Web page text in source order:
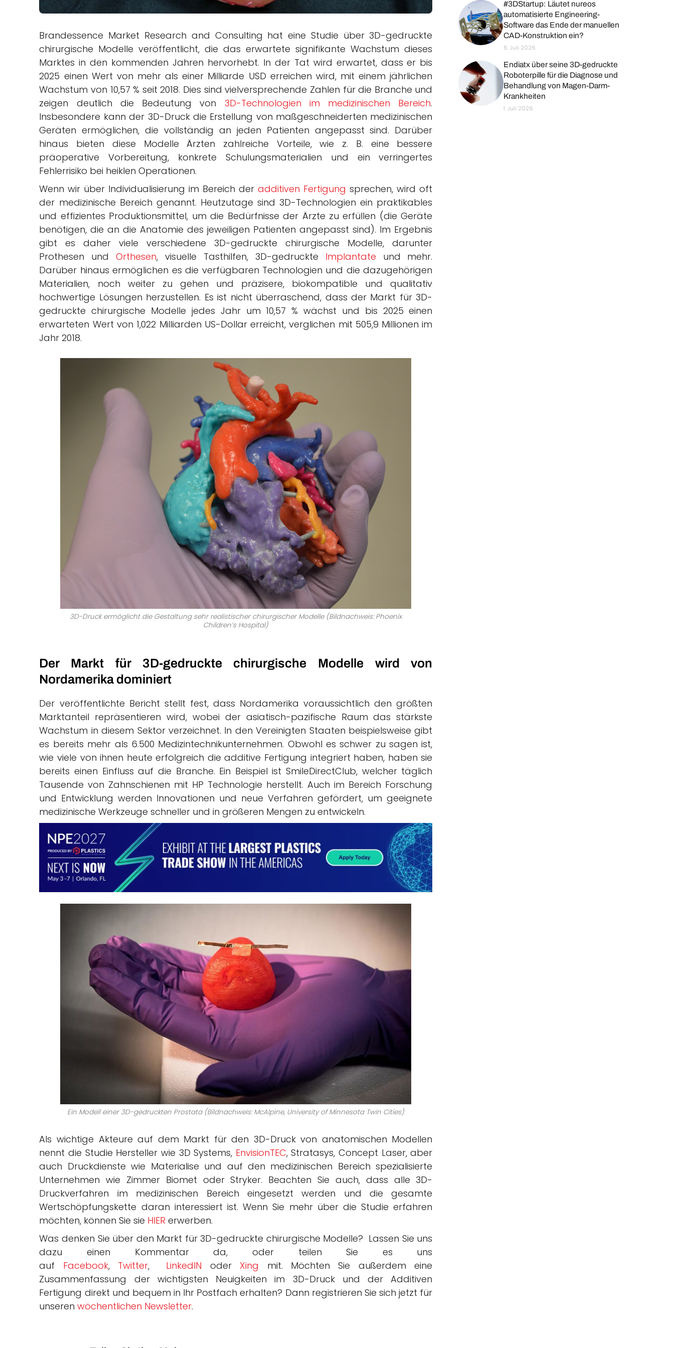
Brandessence Market Research and Consulting hat eine Studie über 3D-gedruckte
chirurgische Modelle veröffentlicht, die das erwartete signifikante Wachstum dieses
Marktes in den kommenden Jahren hervorhebt. In der Tat wird erwartet, dass er bis
2025 einen Wert von mehr als einer Milliarde USD erreichen wird, mit einem jährlichen
Wachstum von 10,57 % seit 2018. Dies sind vielversprechende Zahlen für die Branche und
zeigen deutlich die Bedeutung von 3D-Technologien im medizinischen Bereich.
Insbesondere kann der 3D-Druck die Erstellung von maßgeschneiderten medizinischen
Geräten ermöglichen, die vollständig an jeden Patienten angepasst sind. Darüber
hinaus bieten diese Modelle Ärzten zahlreiche Vorteile, wie z. B. eine bessere
präoperative Vorbereitung, konkrete Schulungsmaterialien und ein verringertes
Fehlerrisiko bei heiklen Operationen.
Wenn wir über Individualisierung im Bereich deradditiven Fertigung sprechen, wird oft
der medizinische Bereich genannt. Heutzutage sind 3D-Technologien ein praktikables
und effizientes Produktionsmittel, um die Bedürfnisse der Ärzte zu erfüllen (die Geräte
benötigen, die an die Anatomie des jeweiligen Patienten angepasst sind). Im Ergebnis
gibt es daher viele verschiedene 3D-gedruckte chirurgische Modelle, darunter
Prothesen undOrthesen, visuelle Tasthilfen, 3D-gedruckte Implantate und mehr.
Darüber hinaus ermöglichen es die verfügbaren Technologien und die dazugehörigen
Materialien, noch weiter zu gehen und präzisere, biokompatible und qualitativ
hochwertige Lösungen herzustellen. Es ist nicht überraschend, dass der Markt für 3D-
gedruckte chirurgische Modelle jedes Jahr um 10,57 % wächst und bis 2025 einen
erwarteten Wert von 1,022 Milliarden US-Dollar erreicht, verglichen mit 505,9 Millionen im
Jahr 2018.
3D-Druck ermöglicht die Gestaltung sehr realistischer chirurgischer Modelle (Bildnachweis: Phoenix
Children’s Hospital)
Der Markt für 3D-gedruckte chirurgische Modelle wird von
Nordamerika dominiert
Der veröffentlichte Bericht stellt fest, dass Nordamerika voraussichtlich den größten
Marktanteil repräsentieren wird, wobei der asiatisch-pazifische Raum das stärkste
Wachstum in diesem Sektor verzeichnet. In den Vereinigten Staaten beispielsweise gibt
es bereits mehr als 6.500 Medizintechnikunternehmen. Obwohl es schwer zu sagen ist,
wie viele von ihnen heute erfolgreich die additive Fertigung integriert haben, haben sie
bereits einen Einfluss auf die Branche. Ein Beispiel ist SmileDirectClub, welcher täglich
Tausende von Zahnschienen mit HP Technologie herstellt. Auch im Bereich Forschung
und Entwicklung werden Innovationen und neue Verfahren gefördert, um geeignete
medizinische Werkzeuge schneller und in größeren Mengen zu entwickeln.
Ein Modell einer 3D-gedruckten Prostata (Bildnachweis: McAlpine, University of Minnesota Twin Cities)
Als wichtige Akteure auf dem Markt für den 3D-Druck von anatomischen Modellen
nennt die Studie Hersteller wie 3D Systems, EnvisionTEC, Stratasys, Concept Laser, aber
auch Druckdienste wie Materialise und auf den medizinischen Bereich spezialisierte
Unternehmen wie Zimmer Biomet oder Stryker. Beachten Sie auch, dass alle 3D-
Druckverfahren im medizinischen Bereich eingesetzt werden und die gesamte
Wertschöpfungskette daran interessiert ist. Wenn Sie mehr über die Studie erfahren
möchten, können Sie sie HIER erwerben.
Was denken Sie über den Markt für 3D-gedruckte chirurgische Modelle? Lassen Sie uns
dazu einen Kommentar da, oder teilen Sie es uns
auf Facebook, Twitter, LinkedIN oder Xing mit. Möchten Sie außerdem eine
Zusammenfassung der wichtigsten Neuigkeiten im 3D-Druck und der Additiven
Fertigung direkt und bequem in Ihr Postfach erhalten? Dann registrieren Sie sich jetzt für
unserenwöchentlichen Newsletter.
#3DStartup: Läutet nureos
automatisierte Engineering-
Software das Ende der manuellen
CAD-Konstruktion ein?
6. Juli 2026
Endiatx über seine 3D-gedruckte
Roboterpille für die Diagnose und
Behandlung von Magen-Darm-
Krankheiten
1. Juli 2026